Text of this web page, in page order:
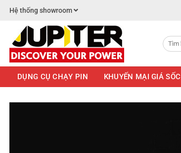
Chuyển
dung
Hệ thống showroom
DỤNG CỤ CHẠY PIN KHUYẾN MẠI GIÁ SỐC